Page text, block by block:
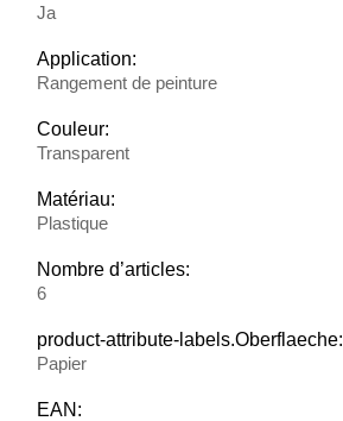
Ja
Application:
Rangement de peinture
Couleur:
Transparent
Matériau:
Plastique
Nombre d’articles:
6
product-attribute-labels.Oberflaeche:
Papier
EAN: